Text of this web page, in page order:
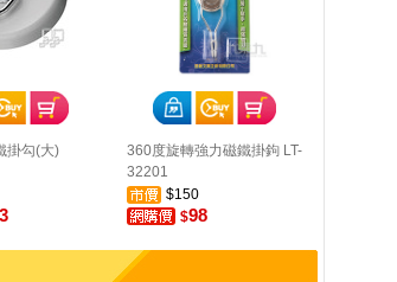
掛勾(大)
360度旋轉強力磁鐵掛鉤 LT-
32201
$150
$98